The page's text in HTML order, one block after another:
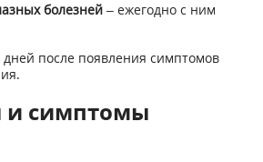
болезней– ежегодно с ним
после появления симптомов
и симптомы